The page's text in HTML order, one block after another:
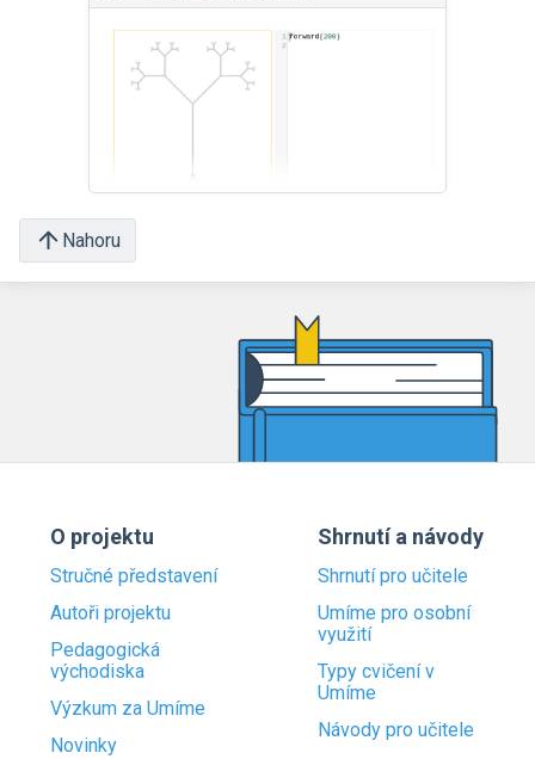
Nahoru
O projektu
Stručné představení
Autoři projektu
Pedagogická
východiska
Výzkum za Umíme
Novinky
Shrnutí a návody
Shrnutí pro učitele
Umíme pro osobní
využití
Typy cvičení v
Umíme
Návody pro učitele